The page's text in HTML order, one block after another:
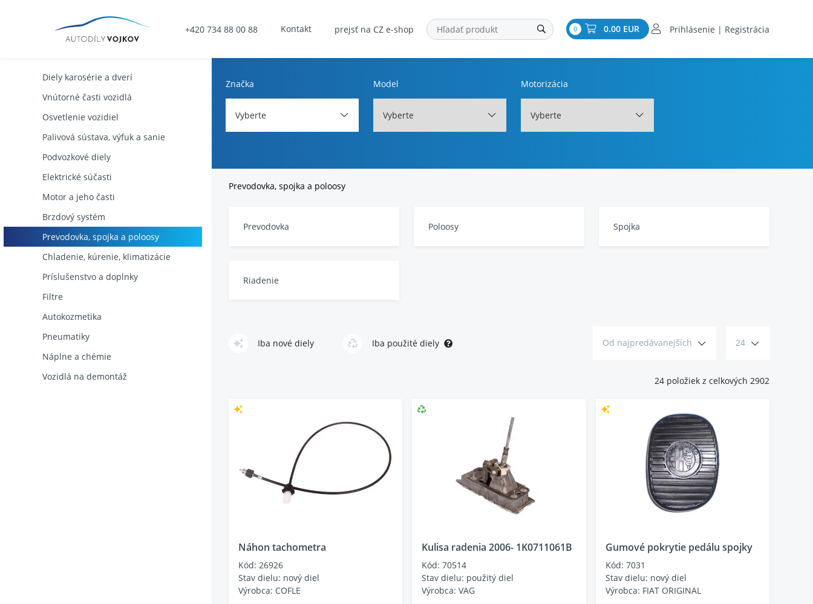
+420 734 88 00 88 Kontakt prejsť na CZ e-shop 0 0.00 EUR Prihlásenie | Registrácia
Značka
Vyberte
Model
Vyberte
Motorizácia
Vyberte
Diely karosérie a dverí
Vnútorné časti vozidlá
Osvetlenie vozidiel
Palivová sústava, výfuk a sanie
Podvozkové diely
Elektrické súčasti
Motor a jeho časti
Brzdový systém
Prevodovka, spojka a poloosy
Chladenie, kúrenie, klimatizácie
Príslušenstvo a doplnky
Filtre
Autokozmetika
Pneumatiky
Náplne a chémie
Vozidlá na demontáž
Prevodovka, spojka a poloosy
Prevodovka Poloosy Spojka
Riadenie
Iba nové diely Iba použité diely Od najpredávanejších 24
24 položiek z celkových 2902
Náhon tachometra
Kód: 26926
Stav dielu: nový diel
Výrobca: COFLE
Kulisa radenia 2006- 1K0711061B
Kód: 70514
Stav dielu: použitý diel
Výrobca: VAG
Gumové pokrytie pedálu spojky
Kód: 7031
Stav dielu: nový diel
Výrobca: FIAT ORIGINAL